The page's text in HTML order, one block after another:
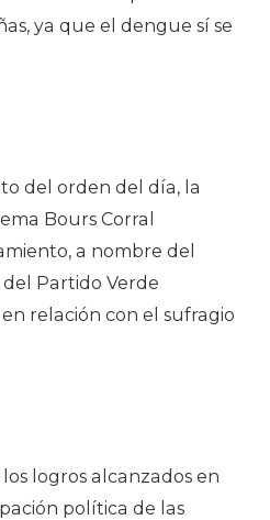
ya que el dengue sí se
del orden del día, la
Bours Corral
a nombre del
Partido Verde
relación con el sufragio
logros alcanzados en
política de las